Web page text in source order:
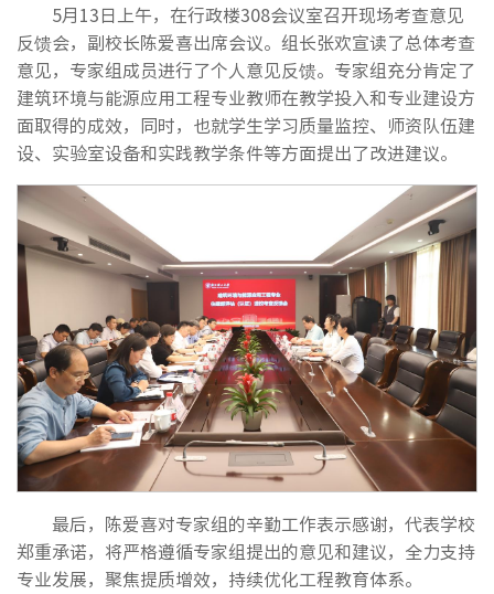
5月13日上午，在行政楼308会议室召开现场考查意见
反馈会，副校长陈爱喜出席会议。组长张欢宣读了总体考查
意见，专家组成员进行了个人意见反馈。专家组充分肯定了
建筑环境与能源应用工程专业教师在教学投入和专业建设方
面取得的成效，同时，也就学生学习质量监控、师资队伍建
设、实验室设备和实践教学条件等方面提出了改进建议。
最后，陈爱喜对专家组的辛勤工作表示感谢，代表学校
郑重承诺，将严格遵循专家组提出的意见和建议，全力支持
专业发展，聚焦提质增效，持续优化工程教育体系。